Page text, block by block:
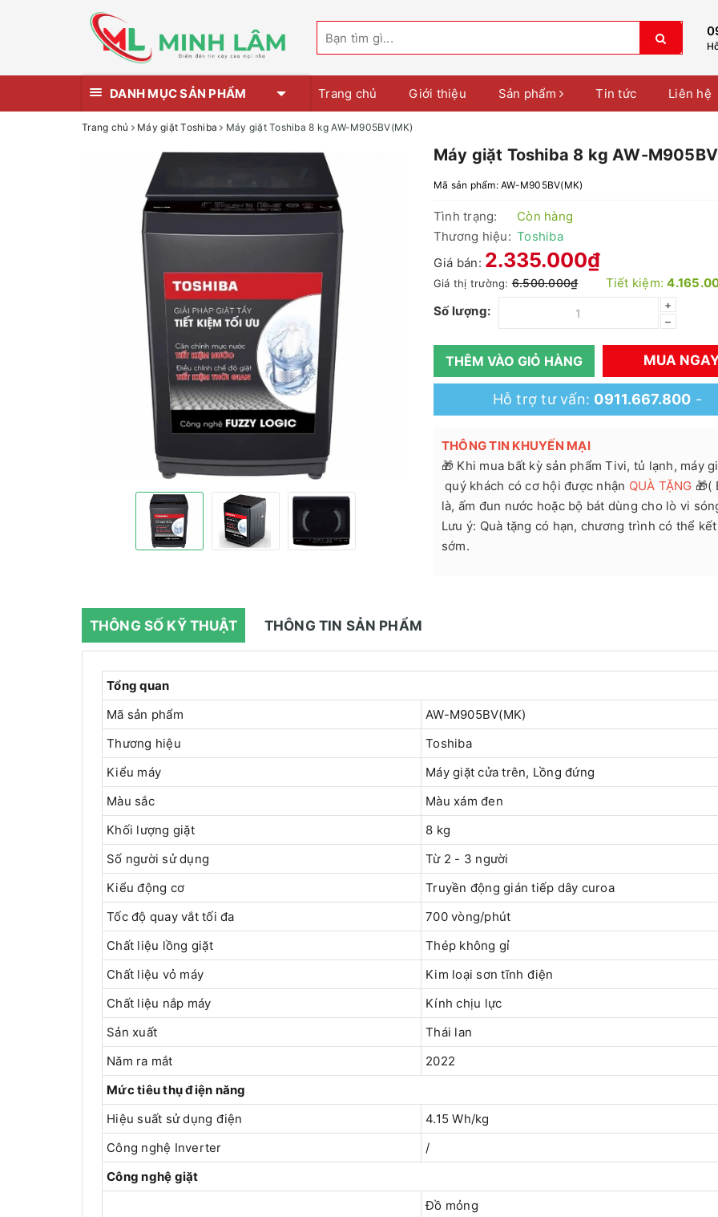
DANH MỤC SẢN PHẨM Trang chủ Giới thiệu Sản phẩm Tin tức Liên hệ
Trang chủ Máy giặt Toshiba Máy giặt Toshiba 8 kg AW-M905BV(MK)
Máy giặt Toshiba 8 kg AW-
Mã sản phẩm: AW-M905BV(MK)
Tình trạng:
Còn hàng
Thương hiệu: Toshiba
Giá bán: 2.335.000₫
Giá thị trường:6.500.000₫ Tiết kiệm:
Số lượng:
+
–
THÊM VÀO GIỎ HÀNG MUA
Hỗ trợ tư vấn: 0911.667.800 -
THÔNG TIN KHUYẾN MẠI
🎁 Khi mua bất kỳ sản phẩm Tivi, tủ lạnh, máy
quý khách có cơ hội được nhận QUÀ TẶNG 🎁(
là, ấm đun nước hoặc bộ bát dùng cho lò vi
Lưu ý: Quà tặng có hạn, chương trình có thể
sớm.
THÔNG SỐ KỸ THUẬT THÔNG TIN SẢN PHẨM
Tổng quan
Mã sản phẩm
AW-M905BV(MK)
Thương hiệu
Toshiba
Kiểu máy
Máy giặt cửa trên, Lồng đứng
Màu sắc
Màu xám đen
Khối lượng giặt
8 kg
Số người sử dụng
Từ 2 - 3 người
Kiểu động cơ
Truyền động gián tiếp dây curoa
Tốc độ quay vắt tối đa
700 vòng/phút
Chất liệu lồng giặt
Thép không gỉ
Chất liệu vỏ máy
Kim loại sơn tĩnh điện
Chất liệu nắp máy
Kính chịu lực
Sản xuất
Thái lan
Năm ra mắt
2022
Mức tiêu thụ điện năng
Hiệu suất sử dụng điện
4.15 Wh/kg
Công nghệ Inverter
/
Công nghệ giặt
Đồ mỏng